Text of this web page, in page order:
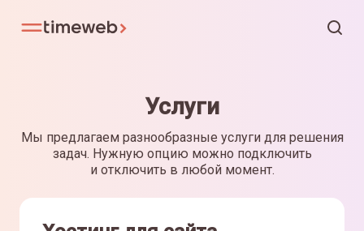
Услуги
Мы предлагаем разнообразные услуги для решения
задач. Нужную опцию можно подключить
и отключить в любой момент.